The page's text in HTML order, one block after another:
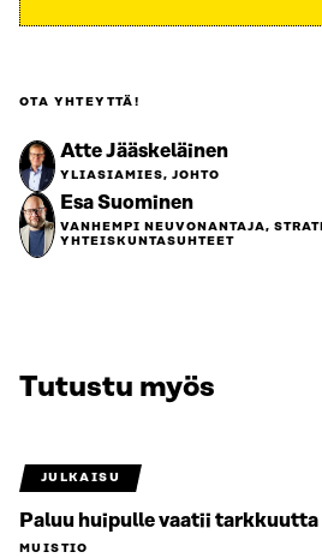
OTA YHTEYTTÄ!
Atte Jääskeläinen
YLIASIAMIES, JOHTO
Esa Suominen
VANHEMPI NEUVONANTAJA,
YHTEISKUNTASUHTEET
Tutustu myös
JULKAISU
Paluu huipulle vaatii tarkkuutta
MUISTIO